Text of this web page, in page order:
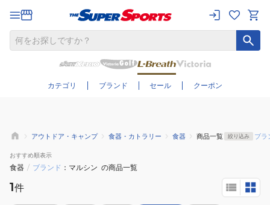
カテゴリ ブランド セール クーポン
さらに絞り込む
アウトドア・キャンプ 食器・カトラリー 食器 商品一覧 絞り込み ブラ
おすすめ順表示
食器 / ブランド マルシン の商品一覧
1件